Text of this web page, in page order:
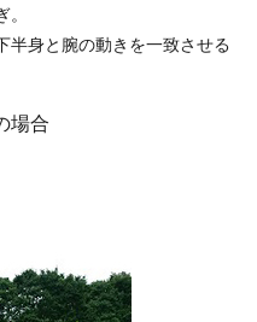
半身と腕の動きを一致させる
場合